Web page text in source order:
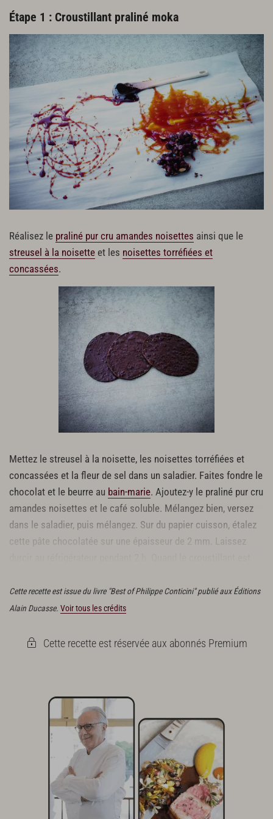
Crème au beurre moka
1 œuf entier (40 g)
1 jaune d’œuf (20 g)
50 g de sucre semoule
60 g d’infusion au café
1 c. à s. (5 g) de pâte de café (ou 1 c. à s. de café soluble)
250 g de beurre
80 g de meringue italienne au café (10 g de pâte de café ou 1 c. à c.
de café soluble) (voir p. 104)
40 g de crème liquide montée en chantilly
Étape 1 : Croustillant praliné moka
Réalisez le praliné pur cru amandes noisettes ainsi que le
streusel à la noisette et les noisettes torréfiées et
concassées.
Mettez le streusel à la noisette, les noisettes torréfiées et
concassées et la fleur de sel dans un saladier. Faites fondre le
chocolat et le beurre au bain-marie. Ajoutez-y le praliné pur cru
amandes noisettes et le café soluble. Mélangez bien, versez
dans le saladier, puis mélangez. Sur du papier cuisson, étalez
cette pâte chocolatée sur une épaisseur de 2 mm. Laissez
Cette recette est issue du livre "Best of Philippe Conticini" publié aux Éditions
Alain Ducasse. Voir tous les crédits
Cette recette est réservée aux abonnés Premium